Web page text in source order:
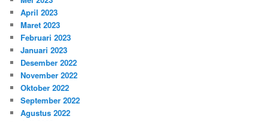
April 2023
Maret 2023
Februari 2023
Januari 2023
Desember 2022
November 2022
Oktober 2022
September 2022
Agustus 2022